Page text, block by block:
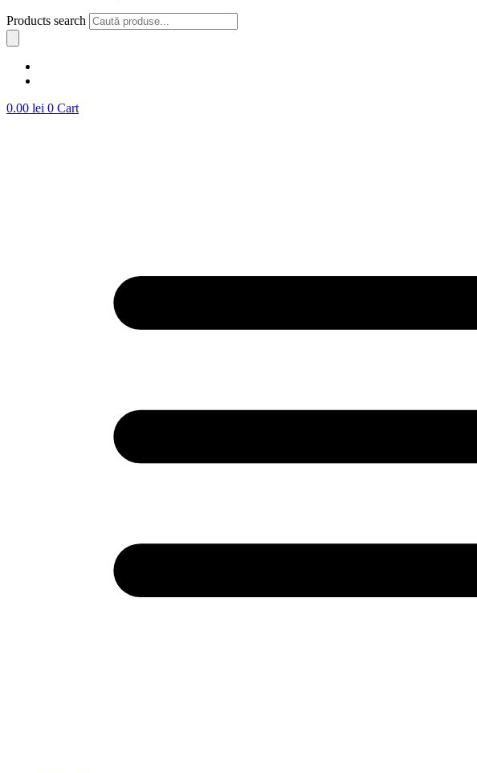
Products search
0.00 lei 0 Cart